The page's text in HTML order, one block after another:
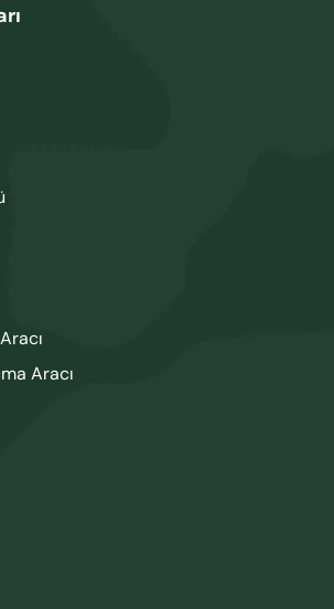
Aracı